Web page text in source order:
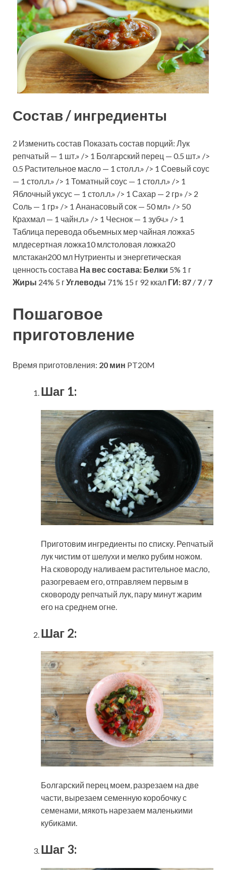
Состав / ингредиенты
2 Изменить состав Показать состав порций: Лук
репчатый — 1 шт.» /> 1 Болгарский перец — 0.5 шт.» />
0.5 Растительное масло — 1 стол.л.» /> 1 Соевый соус
— 1 стол.л.» /> 1 Томатный соус — 1 стол.л.» /> 1
Яблочный уксус — 1 стол.л.» /> 1 Сахар — 2 гр» /> 2
Соль — 1 гр» /> 1 Ананасовый сок — 50 мл» /> 50
Крахмал — 1 чайн.л.» /> 1 Чеснок — 1 зубч.» /> 1
Таблица перевода объемных мер чайная ложка5
млдесертная ложка10 млстоловая ложка20
млстакан200 мл Нутриенты и энергетическая
ценность состава На вес состава: Белки 5% 1 г
Жиры 24% 5 гУглеводы 71% 15 г 92 ккал ГИ: 87 / 7 / 7
Пошаговое
приготовление
Время приготовления: 20 мин PT20M
Шаг 1:
Приготовим ингредиенты по списку. Репчатый
лук чистим от шелухи и мелко рубим ножом.
На сковороду наливаем растительное масло,
разогреваем его, отправляем первым в
сковороду репчатый лук, пару минут жарим
его на среднем огне.
Шаг 2:
Болгарский перец моем, разрезаем на две
части, вырезаем семенную коробочку с
семенами, мякоть нарезаем маленькими
кубиками.
Шаг 3: